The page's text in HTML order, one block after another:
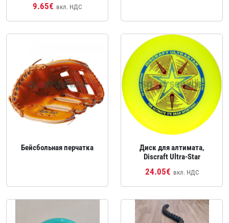
9.65€ вкл. НДС
Бейсбольная перчатка
Диск для алтимата,
Discraft Ultra‑Star
24.05€ вкл. НДС